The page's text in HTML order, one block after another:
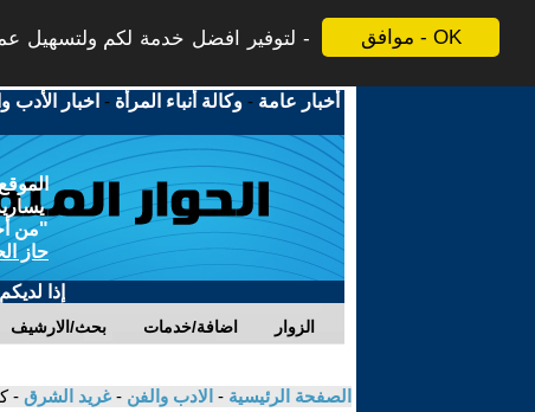
موافق - OK
لتوفير افضل خدمة لكم ولتسهيل
أخبار عامة -وكالة أنباء المرأة - اخبار الأدب
"من
حاز
إذا
بحث/الارشيف اضافة/خدمات الزوار
الصفحة الرئيسية - الادب والفن - غريد الشرق -